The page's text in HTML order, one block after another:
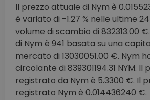
Il prezzo attuale di Nym è
è variato di -1.27 % nelle ultime
volume di scambio di 832313.00
di Nym è 941 basata su una
mercato di 13030051.00 €. Nym
circolante di 839301194.31 NYM. Il
registrato da Nym è 5.3300 €. Il
registrato Nym è 0.014436240 €.